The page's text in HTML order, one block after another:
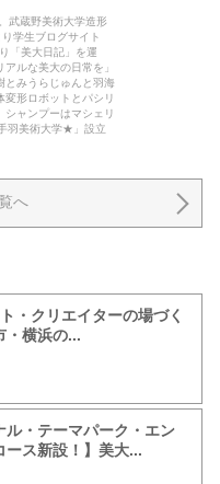
武蔵野美術大学造形
学生ブログサイト
「美大日記」を運
ルな美大の日常を」
とみうらじゅんと羽海
変形ロボットとパシリ
シャンプーはマシェリ
羽美術大学★」設立
へ
・クリエイターの場づく
・横浜の...
ル・テーマパーク・エン
ース新設！】美大...